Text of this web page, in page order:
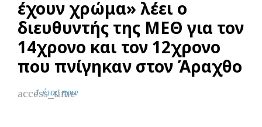
έχουν χρώμα» λέει ο
διευθυντής της ΜΕΘ για τον
14χρονο και τον 12χρονο
που πνίγηκαν στον Άραχθο
access_time
1 έτος πριν